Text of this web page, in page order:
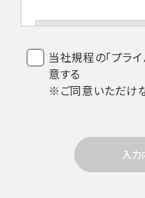
当社は、個人情報
当社規程の「プラ
意する
※ご同意いただけ
入力